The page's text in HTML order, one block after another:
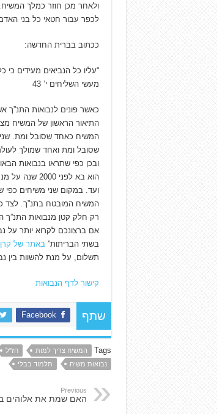
ולאחר מכן חוזר כמלך
לכפר עבור חטאי כל בני
ככתוב בברית החדשה:
“עליו כל הנביאים מעידים
מעשי השליחים י’ 43
כאשר פונים לנבואות התנ”ך
התיאור הראשון של המשיח
המשיח כאחד שסובל ומת.
שסובל ומת ואחד שמולך
ובכן כפי שתראו בנבואות
הוא בא
ועד. במקום שני משיחים כפי
המשיח המובטח בתנ”ך. לצד
רק חלק קטן מנבואות התנ”ך
אם ברצונכם לקרוא יותר על
בשתי הבריתות” באתר של
תשלום, על מנת להשוות בין
קישור לדף הנבואות
שתף Facebook
Tags המשיח צריך למות חז"ל
נבואות משיח
תלמוד בבלי
Previous
האם שמת את אלוהים